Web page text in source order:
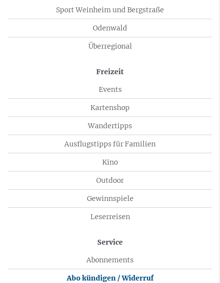
Sport Weinheim und Bergstraße
Odenwald
Überregional
Freizeit
Events
Kartenshop
Wandertipps
Ausflugstipps für Familien
Kino
Outdoor
Gewinnspiele
Leserreisen
Service
Abonnements
Abo kündigen / Widerruf